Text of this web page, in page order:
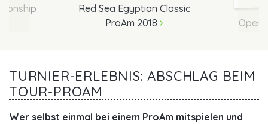
Red Sea Egyptian Classic
ProAm 2018
Open
TURNIER-ERLEBNIS: ABSCHLAG BEIM
TOUR-PROAM
Wer selbst einmal bei einem ProAm mitspielen und